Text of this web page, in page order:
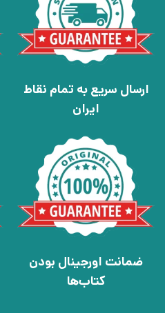
ارسال سریع به تمام نقاط
ایران
ضمانت اورجینال بودن
کتاب‌ها